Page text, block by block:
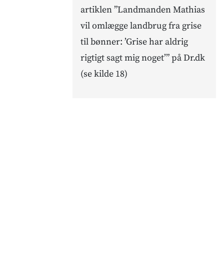
artiklen ”Landmanden Mathias
vil omlægge landbrug fra grise
til bønner: ’Grise har aldrig
rigtigt sagt mig noget’” på Dr.dk
(se kilde 18)